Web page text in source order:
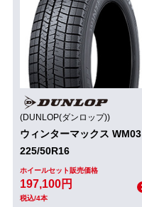
(DUNLOP(ダンロップ))
ウィンターマックス WM03
225/50R16
ホイールセット販売価格
197,100円
税込/4本